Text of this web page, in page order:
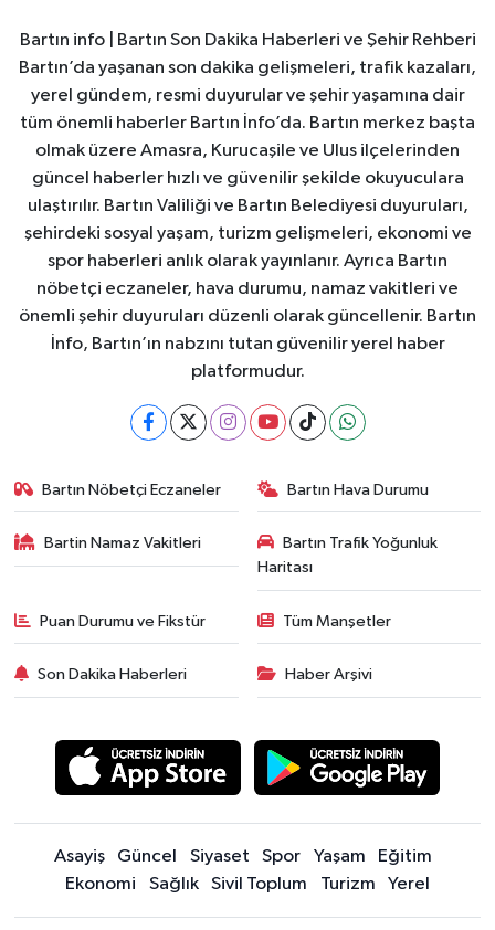
Bartın info | Bartın Son Dakika Haberleri ve Şehir Rehberi
Bartın’da yaşanan son dakika gelişmeleri, trafik kazaları,
yerel gündem, resmi duyurular ve şehir yaşamına dair
tüm önemli haberler Bartın İnfo’da. Bartın merkez başta
olmak üzere Amasra, Kurucaşile ve Ulus ilçelerinden
güncel haberler hızlı ve güvenilir şekilde okuyuculara
ulaştırılır. Bartın Valiliği ve Bartın Belediyesi duyuruları,
şehirdeki sosyal yaşam, turizm gelişmeleri, ekonomi ve
spor haberleri anlık olarak yayınlanır. Ayrıca Bartın
nöbetçi eczaneler, hava durumu, namaz vakitleri ve
önemli şehir duyuruları düzenli olarak güncellenir. Bartın
İnfo, Bartın’ın nabzını tutan güvenilir yerel haber
platformudur.
Bartın Nöbetçi Eczaneler Bartın Hava Durumu
Bartin Namaz Vakitleri
Bartın Trafik Yoğunluk
Haritası
Puan Durumu ve Fikstür Tüm Manşetler
Son Dakika Haberleri Haber Arşivi
Asayiş Güncel Siyaset Spor Yaşam
Eğitim
Ekonomi
Sağlık Sivil Toplum Turizm Yerel